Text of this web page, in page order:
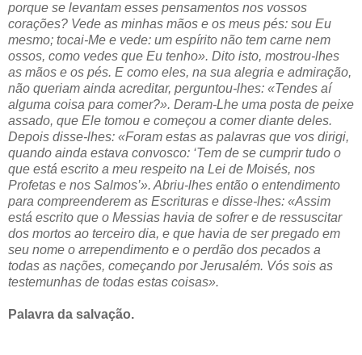
porque se levantam esses pensamentos nos vossos
corações? Vede as minhas mãos e os meus pés: sou Eu
mesmo; tocai-Me e vede: um espírito não tem carne nem
ossos, como vedes que Eu tenho». Dito isto, mostrou-lhes
as mãos e os pés. E como eles, na sua alegria e admiração,
não queriam ainda acreditar, perguntou-lhes: «Tendes aí
alguma coisa para comer?». Deram-Lhe uma posta de peixe
assado, que Ele tomou e começou a comer diante deles.
Depois disse-lhes: «Foram estas as palavras que vos dirigi,
quando ainda estava convosco: ‘Tem de se cumprir tudo o
que está escrito a meu respeito na Lei de Moisés, nos
Profetas e nos Salmos’». Abriu-lhes então o entendimento
para compreenderem as Escrituras e disse-lhes: «Assim
está escrito que o Messias havia de sofrer e de ressuscitar
dos mortos ao terceiro dia, e que havia de ser pregado em
seu nome o arrependimento e o perdão dos pecados a
todas as nações, começando por Jerusalém. Vós sois as
testemunhas de todas estas coisas».
Palavra da salvação.